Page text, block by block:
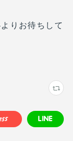
りお待ちして